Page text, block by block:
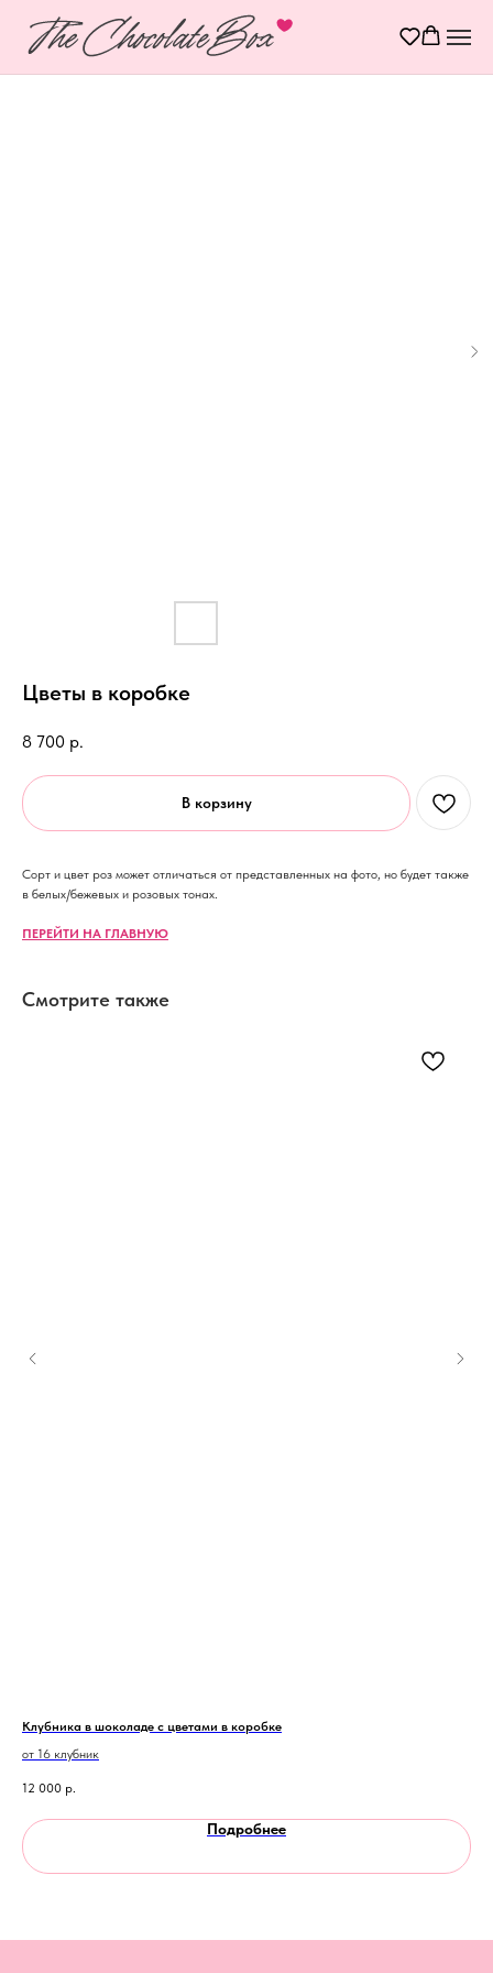
Цветы в коробке
8 700 р.
В корзину
Сорт и цвет роз может отличаться от представленных на фото, но будет также
в белых/бежевых и розовых тонах.
ПЕРЕЙТИ НА ГЛАВНУЮ
Смотрите также
Клубника в шоколаде с цветами в коробке
от 16 клубник
12 000 р.
Подробнее